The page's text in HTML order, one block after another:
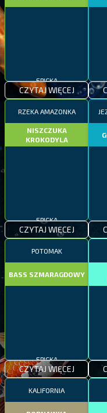
EPICKA
CZYTAJ WIĘCEJ
RZEKA AMAZONKA
NISZCZUKA
KROKODYLA
EPICKA
CZYTAJ WIĘCEJ
POTOMAK
BASS SZMARAGDOWY
EPICKA
CZYTAJ WIĘCEJ
KALIFORNIA